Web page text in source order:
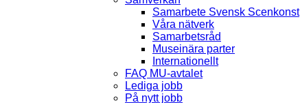
Samarbete Svensk Scenkonst
Våra nätverk
Samarbetsråd
Museinära parter
Internationellt
FAQ MU-avtalet
Lediga jobb
På nytt jobb